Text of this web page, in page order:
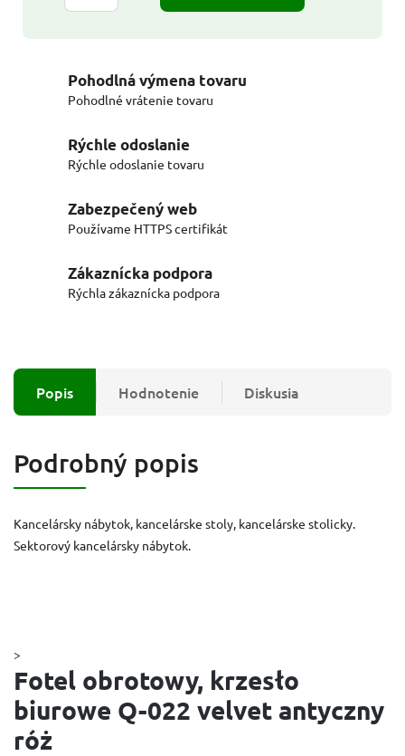
Pohodlná výmena tovaru
Pohodlné vrátenie tovaru
Rýchle odoslanie
Rýchle odoslanie tovaru
Zabezpečený web
Používame HTTPS certifikát
Zákaznícka podpora
Rýchla zákaznícka podpora
Popis Hodnotenie Diskusia
Podrobný popis
Kancelársky nábytok, kancelárske stoly, kancelárske stolicky.
Sektorový kancelársky nábytok.
>
Fotel obrotowy, krzesło
biurowe Q-022 velvet antyczny
róż